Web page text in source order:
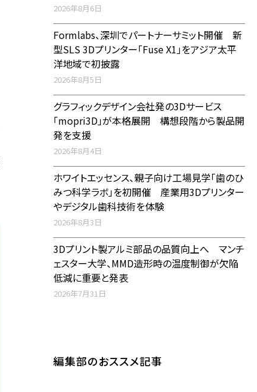
2026年8月6日
Formlabs、深圳でパートナーサミット開催 新
型SLS 3Dプリンター「Fuse X1」をアジア太平
洋地域で初披露
2026年8月5日
グラフィックデザイン会社発の3Dサービス
「mopri3D」が本格展開 構想段階から製品開
発を支援
2026年8月4日
ホワイトエッセンス、親子向け工場見学「歯のひ
みつ科学ラボ」を初開催 産業用3Dプリンター
やデジタル歯科技術を体験
2026年8月3日
3Dプリント製アルミ部品の品質向上へ マンチ
ェスター大学、MMD造形時の温度制御が欠陥
低減に重要と発表
2026年7月31日
編集部のおススメ記事